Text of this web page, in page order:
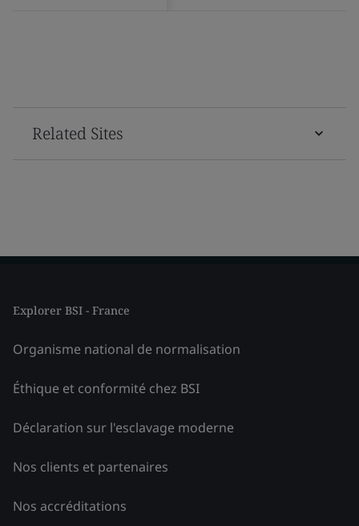
Related Sites
Explorer BSI - France
Organisme national de normalisation
Éthique et conformité chez BSI
Déclaration sur l'esclavage moderne
Nos clients et partenaires
Nos accréditations